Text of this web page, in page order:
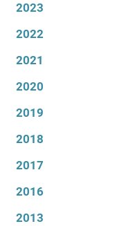
2023
2022
2021
2020
2019
2018
2017
2016
2013